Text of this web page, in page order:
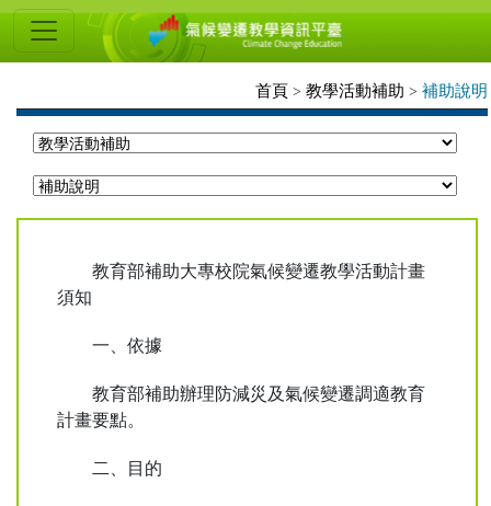
氣
候
首頁 >教學活動補助 >補助說明
教育部補助大專校院氣候變遷教學活動計畫
須知
一、依據
教育部補助辦理防減災及氣候變遷調適教育
計畫要點。
二、目的